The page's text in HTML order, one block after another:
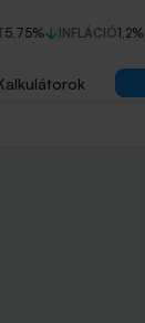
5,75% INFLÁCIÓ1,2%